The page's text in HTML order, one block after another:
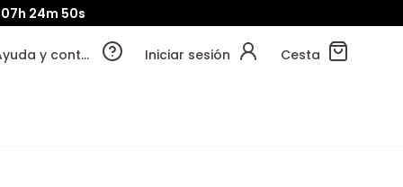
07h 24m 48s
Ayuda y contacto Iniciar sesión Cesta